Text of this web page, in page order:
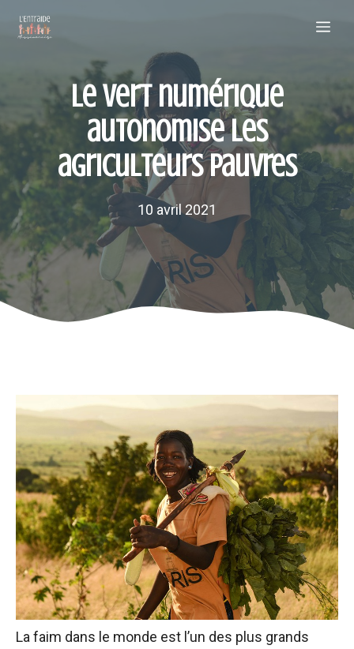
Le vert numérique
autonomise les
agriculteurs pauvres
10 avril 2021
La faim dans le monde est l’un des plus grands